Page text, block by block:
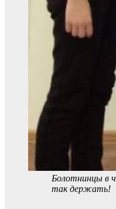
Болотнинцы в
так держать!